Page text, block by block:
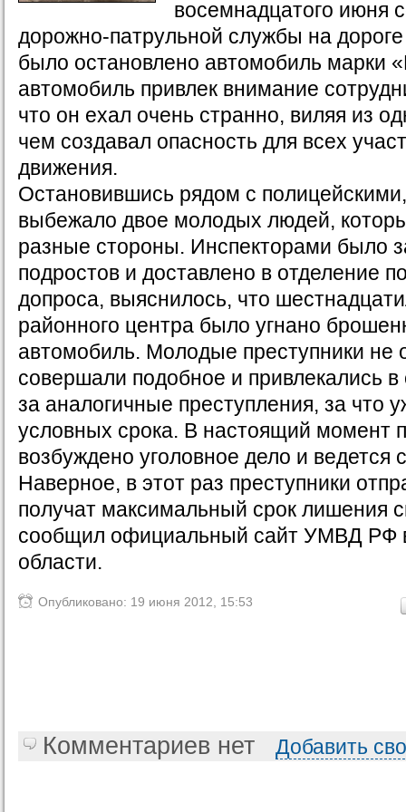
восемнадцатого июня
дорожно-патрульной службы на
было остановлено автомобиль марки
автомобиль привлек внимание
что он ехал очень странно, виляя из
чем создавал опасность для всех
движения.
Остановившись рядом с
выбежало двое молодых людей,
разные стороны. Инспекторами было
подростов и доставлено в отделение
допроса, выяснилось, что
районного центра было угнано
автомобиль. Молодые преступники не
совершали подобное и привлекались
за аналогичные преступления, за что
условных срока. В настоящий момент
возбуждено уголовное дело и ведется
Наверное, в этот раз преступники
получат максимальный срок лишения
сообщил официальный сайт УМВД РФ
области.
Опубликовано: 19 июня 2012, 15:53
Комментариев нет Добавить